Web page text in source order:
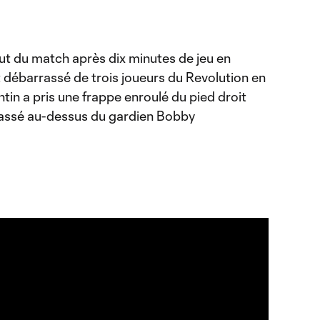
du match après dix minutes de jeu en
débarrassé de trois joueurs du Revolution en
a pris une frappe enroulé du pied droit
au-dessus du gardien Bobby